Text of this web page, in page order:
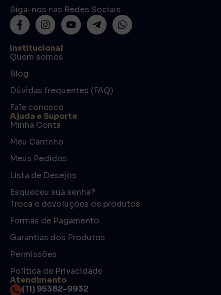
Siga-nos nas Redes Sociais
Institucional
Quem somos
Blog
Dúvidas frequentes (FAQ)
Fale conosco
Ajuda e Suporte
Minha Conta
Meu Carrinho
Meus Pedidos
Lista de Desejos
Esqueceu sua senha?
Troca e devoluções de produtos
Formas de Pagamento
Garantias dos Produtos
Permissões
Política de Privacidade
Atendimento
(11) 95382-9932